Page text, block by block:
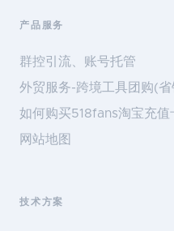
产品服务
群控引流、账号托管
外贸服务-跨境工具团购(省
如何购买518fans淘宝充值
网站地图
技术方案